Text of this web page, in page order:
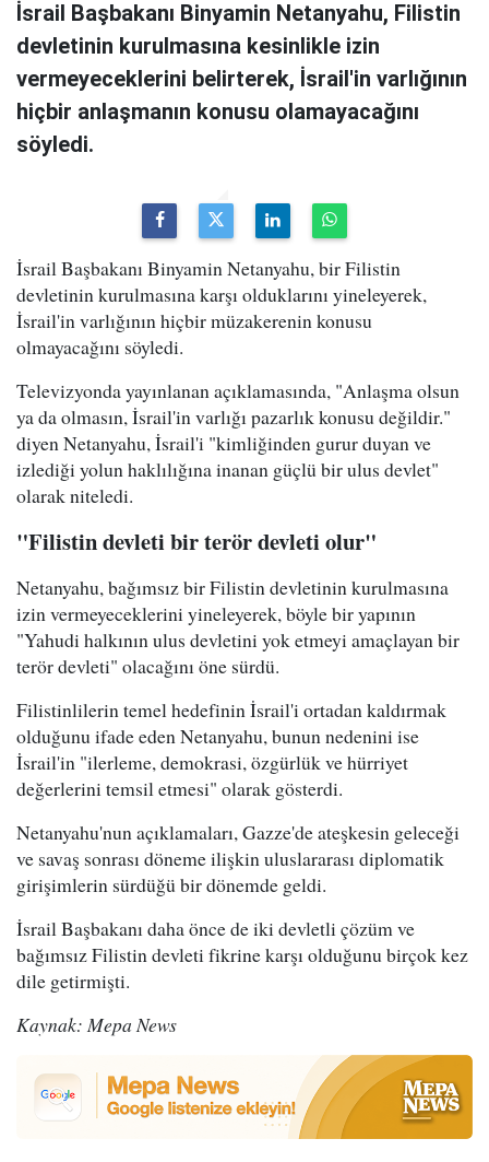
İsrail Başbakanı Binyamin Netanyahu, Filistin
devletinin kurulmasına kesinlikle izin
vermeyeceklerini belirterek, İsrail'in varlığının
hiçbir anlaşmanın konusu olamayacağını
söyledi.
İsrail Başbakanı Binyamin Netanyahu, bir Filistin
devletinin kurulmasına karşı olduklarını yineleyerek,
İsrail'in varlığının hiçbir müzakerenin konusu
olmayacağını söyledi.
Televizyonda yayınlanan açıklamasında, "Anlaşma olsun
ya da olmasın, İsrail'in varlığı pazarlık konusu değildir."
diyen Netanyahu, İsrail'i "kimliğinden gurur duyan ve
izlediği yolun haklılığına inanan güçlü bir ulus devlet"
olarak niteledi.
"Filistin devleti bir terör devleti olur"
Netanyahu, bağımsız bir Filistin devletinin kurulmasına
izin vermeyeceklerini yineleyerek, böyle bir yapının
"Yahudi halkının ulus devletini yok etmeyi amaçlayan bir
terör devleti" olacağını öne sürdü.
Filistinlilerin temel hedefinin İsrail'i ortadan kaldırmak
olduğunu ifade eden Netanyahu, bunun nedenini ise
İsrail'in "ilerleme, demokrasi, özgürlük ve hürriyet
değerlerini temsil etmesi" olarak gösterdi.
Netanyahu'nun açıklamaları, Gazze'de ateşkesin geleceği
ve savaş sonrası döneme ilişkin uluslararası diplomatik
girişimlerin sürdüğü bir dönemde geldi.
İsrail Başbakanı daha önce de iki devletli çözüm ve
bağımsız Filistin devleti fikrine karşı olduğunu birçok kez
dile getirmişti.
Kaynak: Mepa News